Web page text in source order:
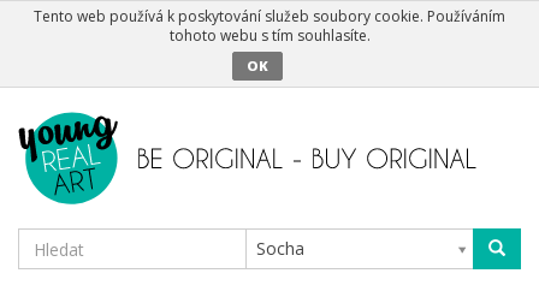
Tento web používá k poskytování služeb soubory cookie. Používáním
tohoto webu s tím souhlasíte.
OK
Socha